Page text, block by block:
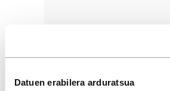
Datuen erabilera arduratsua